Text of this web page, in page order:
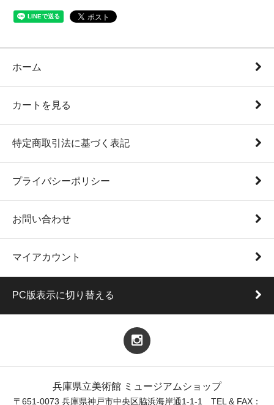
ホーム
カートを見る
特定商取引法に基づく表記
プライバシーポリシー
お問い合わせ
マイアカウント
PC版表示に切り替える
兵庫県立美術館 ミュージアムショップ
〒651-0073 兵庫県神戸市中央区脇浜海岸通1-1-1 TEL & FAX：